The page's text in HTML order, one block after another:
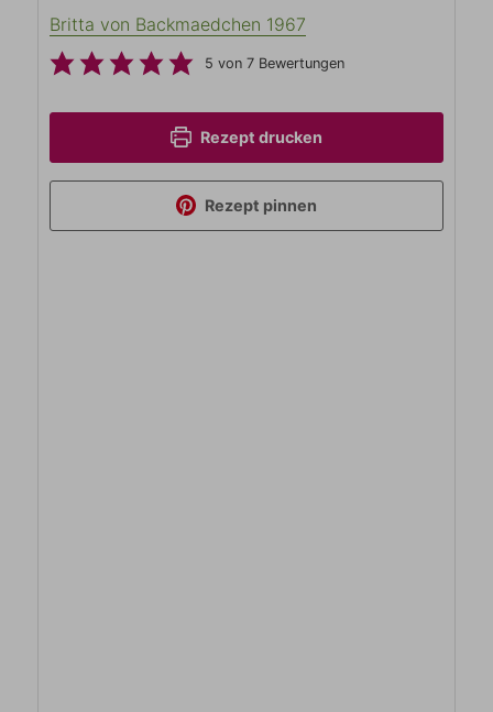
Britta von Backmaedchen 1967
5 von 7Bewertungen
Rezept drucken
Rezept pinnen